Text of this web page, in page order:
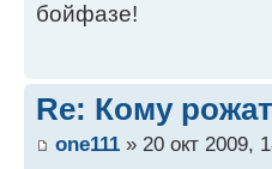
бойфазе!
Re: Кому
one111 » 20 окт 2009,